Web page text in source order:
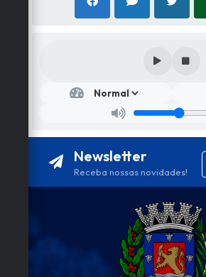
Newsletter
Receba nossas novidades!